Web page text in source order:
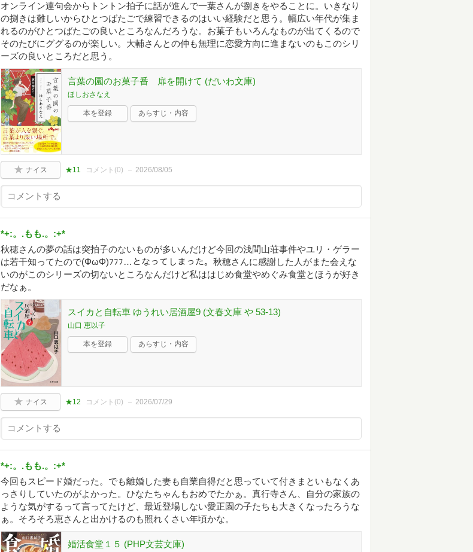
オンライン連句会からトントン拍子に話が進んで一葉さんが捌きをやることに。いきなり
の捌きは難しいからひとつばたごで練習できるのはいい経験だと思う。幅広い年代が集ま
れるのがひとつばたごの良いところなんだろうな。お菓子もいろんなものが出てくるので
そのたびにググるのが楽しい。大輔さんとの仲も無理に恋愛方向に進まないのもこのシリ
ーズの良いところだと思う。
言葉の園のお菓子番 扉を開けて (だいわ文庫)
ほしおさなえ
本を登録 あらすじ・内容
ナイス ★11 コメント(0) 2026/08/05
*+:。.もも.。:+*
秋穂さんの夢の話は突拍子のないものが多いんだけど今回の浅間山荘事件やユリ・ゲラー
は若干知ってたので(ΦωΦ)ﾌﾌﾌ…となってしまった。秋穂さんに感謝した人がまた会えな
いのがこのシリーズの切ないところなんだけど私ははじめ食堂やめぐみ食堂とほうが好き
だなぁ。
スイカと自転車 ゆうれい居酒屋9 (文春文庫 や 53-13)
山口 恵以子
本を登録 あらすじ・内容
ナイス ★12 コメント(0) 2026/07/29
*+:。.もも.。:+*
今回もスピード婚だった。でも離婚した妻も自業自得だと思っていて付きまといもなくあ
っさりしていたのがよかった。ひなたちゃんもおめでたかぁ。真行寺さん、自分の家族の
ような気がするって言ってたけど、最近登場しない愛正園の子たちも大きくなったろうな
ぁ。そろそろ恵さんと出かけるのも照れくさい年頃かな。
婚活食堂１５ (PHP文芸文庫)